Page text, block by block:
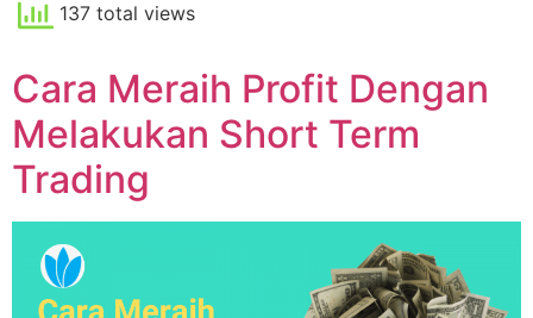
137 total views
Cara Meraih Profit Dengan
Melakukan Short Term
Trading